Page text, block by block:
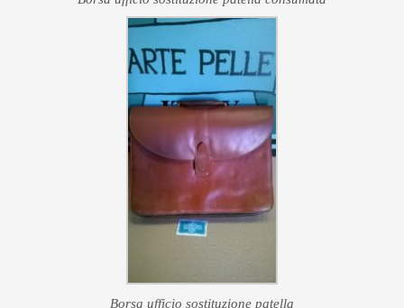
Borsa ufficio sostituzione patella